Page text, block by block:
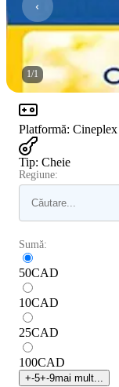
1/1
Platformă: Cineplex
Tip: Cheie
Regiune:
Sumă:
50CAD
10CAD
25CAD
100CAD
+-5+-9mai mult...